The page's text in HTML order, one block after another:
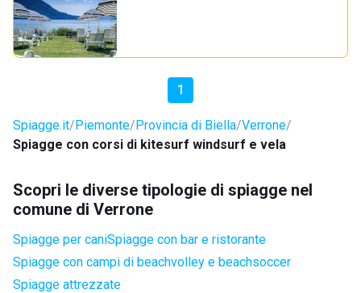
1
Spiagge.it Piemonte Provincia di Biella Verrone
Spiagge con corsi di kitesurf windsurf e vela
Scopri le diverse tipologie di spiagge nel
comune di Verrone
Spiagge per caniSpiagge con bar e ristorante
Spiagge con campi di beachvolley e beachsoccer
Spiagge attrezzate